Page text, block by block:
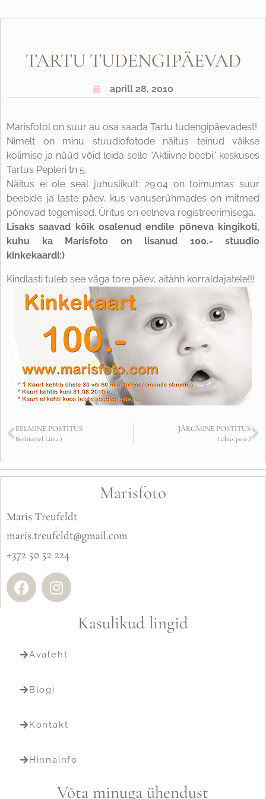
TARTU TUDENGIPÄEVAD
aprill 28, 2010
Marisfotol on suur au osa saada Tartu tudengipäevadest!
Nimelt on minu stuudiofotode näitus teinud väikse
kolimise ja nüüd võid leida selle “Aktiivne beebi” keskuses
Tartus Pepleri tn 5.
Näitus ei ole seal juhuslikult: 29.04 on toimumas suur
beebide ja laste päev, kus vanuserühmades on mitmed
põnevad tegemised. Üritus on eelneva registreerimisega.
Lisaks saavad kõik osalenud endile põneva kingikoti,
kuhu ka Marisfoto on lisanud 100.- stuudio
kinkekaardi:)
Kindlasti tuleb see väga tore päev, aitähh korraldajatele!!!
EELMINE POSTITUS
Beebiootel Liina:)
JÄRGMINE POSTITUS
Lõbus pere:)
Marisfoto
Maris Treufeldt
maris.treufeldt@gmail.com
+372 50 52 224
Kasulikud lingid
Avaleht
Blogi
Kontakt
Hinnainfo
Võta minuga ühendust